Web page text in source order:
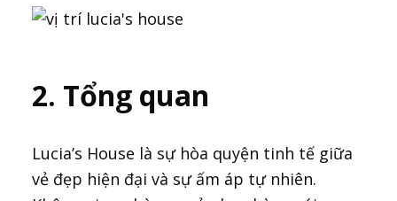
2. Tổng quan
Lucia’s House là sự hòa quyện tinh tế giữa
vẻ đẹp hiện đại và sự ấm áp tự nhiên.